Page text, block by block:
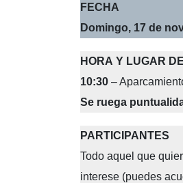
FECHA
Domingo, 17 de
HORA Y LUGAR
10:30 –
Se ruega
PARTICIPANTES
Todo aquel que
interese (puedes